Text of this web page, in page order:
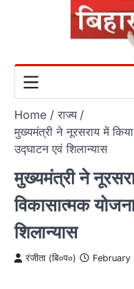
Home
राज्य
मुख्यमंत्री ने नूरसराय में
उद्घाटन एवं शिलान्यास
मुख्यमंत्री ने
विकासात्मक
शिलान्यास
रंजीता (बि०प०) February